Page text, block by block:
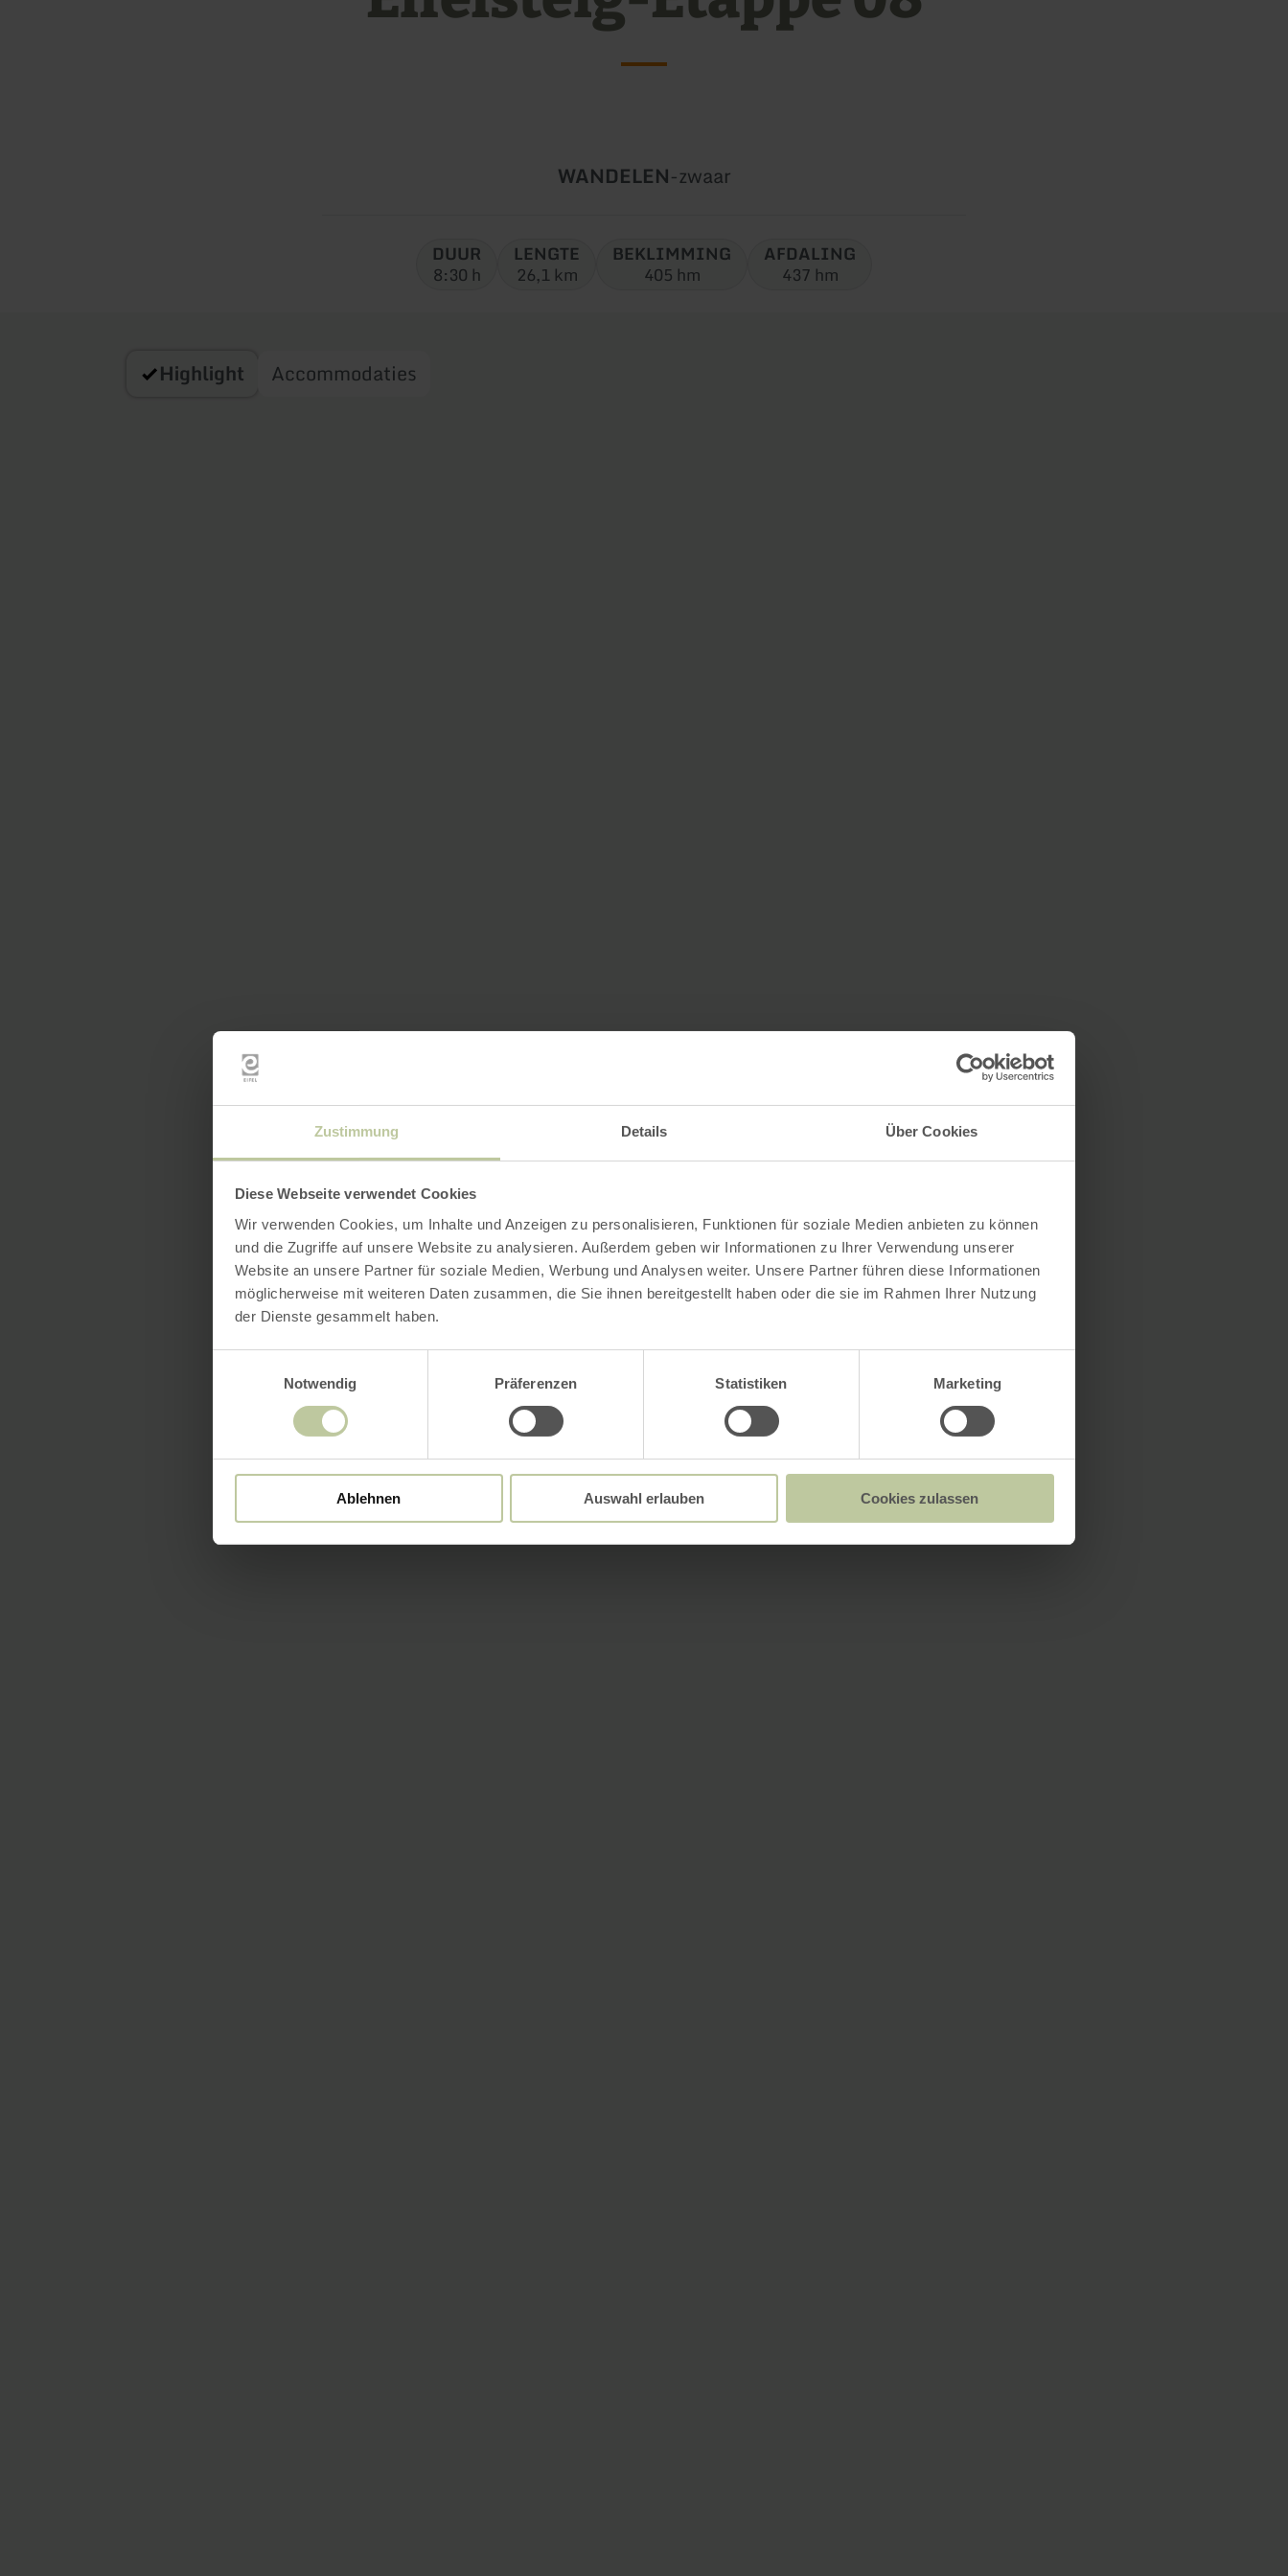
Zustimmung Details Über Cookies
Diese Webseite verwendet Cookies
Wir verwenden Cookies, um Inhalte und Anzeigen zu personalisieren, Funktionen für soziale Medien anbieten zu können
und die Zugriffe auf unsere Website zu analysieren. Außerdem geben wir Informationen zu Ihrer Verwendung unserer
Website an unsere Partner für soziale Medien, Werbung und Analysen weiter. Unsere Partner führen diese Informationen
möglicherweise mit weiteren Daten zusammen, die Sie ihnen bereitgestellt haben oder die sie im Rahmen Ihrer Nutzung
der Dienste gesammelt haben.
Notwendig
Präferenzen Statistiken Marketing
Ablehnen Auswahl erlauben Cookies zulassen
Soort
WANDELEN-Moeilijkheidsgraad:
zwaar
DUUR
8:30 h
LENGTE
26,1 km
BEKLIMMING
405 hm
AFDALING
437 hm
Highlight Accommodaties